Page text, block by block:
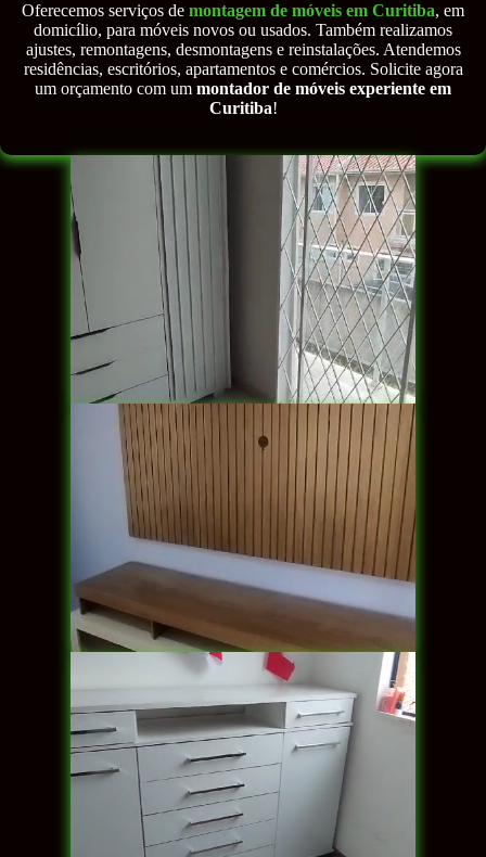
Oferecemos serviços de montagem de móveis em Curitiba, em
domicílio, para móveis novos ou usados. Também realizamos
ajustes, remontagens, desmontagens e reinstalações. Atendemos
residências, escritórios, apartamentos e comércios. Solicite agora
um orçamento com um montador de móveis experiente em
Curitiba!